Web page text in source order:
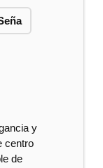
y
centro
de